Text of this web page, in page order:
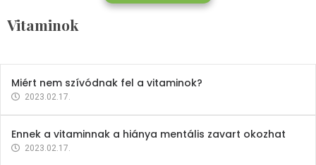
Vitaminok
Mindent a B-12 vitaminról
2023.02.27.
Miért nem szívódnak fel a vitaminok?
2023.02.17.
Ennek a vitaminnak a hiánya mentális zavart okozhat
2023.02.17.